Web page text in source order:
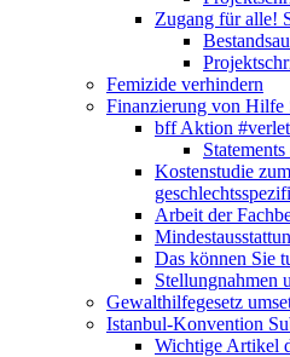
Zugang für alle!
Femizide verhindern
Finanzierung von Hilfe
bff Aktion
Kostenstudie
Arbeit der
Das können Sie
Stellungnahmen
Gewalthilfegesetz
Istanbul-Konvention
Wichtige Artikel